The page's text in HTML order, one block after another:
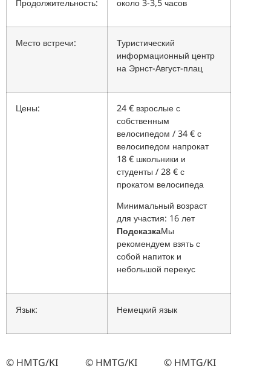
Продолжительность: около 3-3,5 часов
Место встречи:
Туристический
информационный центр
на Эрнст-Август-плац
Цены:
24 € взрослые с
собственным
велосипедом / 34 € с
велосипедом напрокат
18 € школьники и
студенты / 28 € с
прокатом велосипеда
Минимальный возраст
для участия: 16 лет
ПодсказкаМы
рекомендуем взять с
собой напиток и
небольшой перекус
Язык: Немецкий язык
© HMTG/KI © HMTG/KI © HMTG/KI